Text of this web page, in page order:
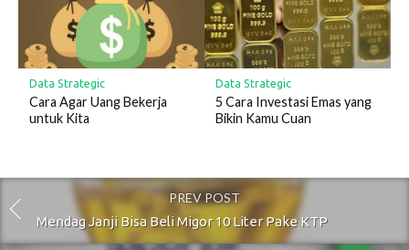
Data Strategic
Cara Agar Uang Bekerja
untuk Kita
Data Strategic
5 Cara Investasi Emas yang
Bikin Kamu Cuan
PREV POST
Mendag Janji Bisa Beli Migor 10 Liter Pake KTP